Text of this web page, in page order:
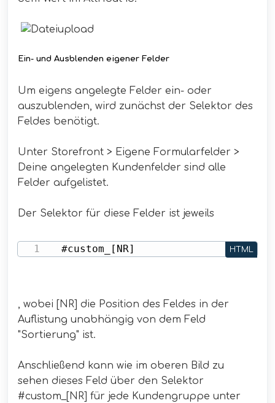
Ein- und Ausblenden eigener Felder
Um eigens angelegte Felder ein- oder
auszublenden, wird zunächst der Selektor des
Feldes benötigt.
Unter Storefront > Eigene Formularfelder >
Deine angelegten Kundenfelder sind alle
Felder aufgelistet.
Der Selektor für diese Felder ist jeweils
#custom_[NR] HTML
, wobei [NR] die Position des Feldes in der
Auflistung unabhängig von dem Feld
"Sortierung" ist.
Anschließend kann wie im oberen Bild zu
sehen dieses Feld über den Selektor
#custom_[NR] für jede Kundengruppe unter